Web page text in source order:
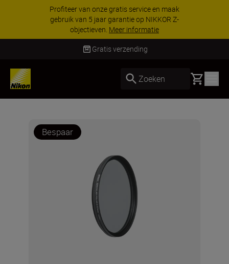
Profiteer van onze gratis service en maak
gebruik van 5 jaar garantie op NIKKOR Z-
objectieven. Meer informatie
Gratis verzending
Zoeken Basket
Bespaar